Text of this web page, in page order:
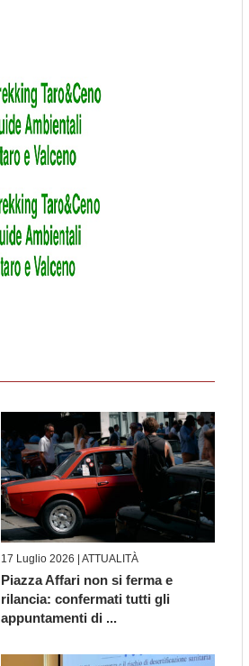
17 Luglio 2026 | ATTUALITÀ
Piazza Affari non si ferma e
rilancia: confermati tutti gli
appuntamenti di ...